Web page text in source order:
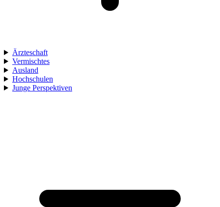
Ärzteschaft
Vermischtes
Ausland
Hochschulen
Junge Perspektiven